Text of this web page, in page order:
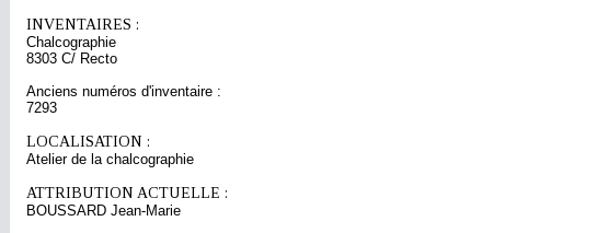
INVENTAIRES :
Chalcographie
8303 C/ Recto
Anciens numéros d'inventaire :
7293
LOCALISATION :
Atelier de la chalcographie
ATTRIBUTION ACTUELLE :
BOUSSARD Jean-Marie